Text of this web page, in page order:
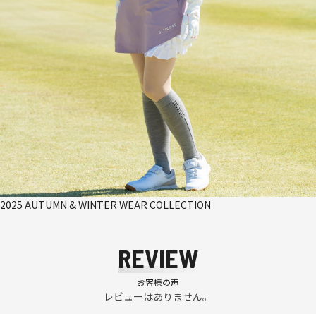
2025 AUTUMN & WINTER WEAR COLLECTION
REVIEW
お客様の声
レビューはありません。